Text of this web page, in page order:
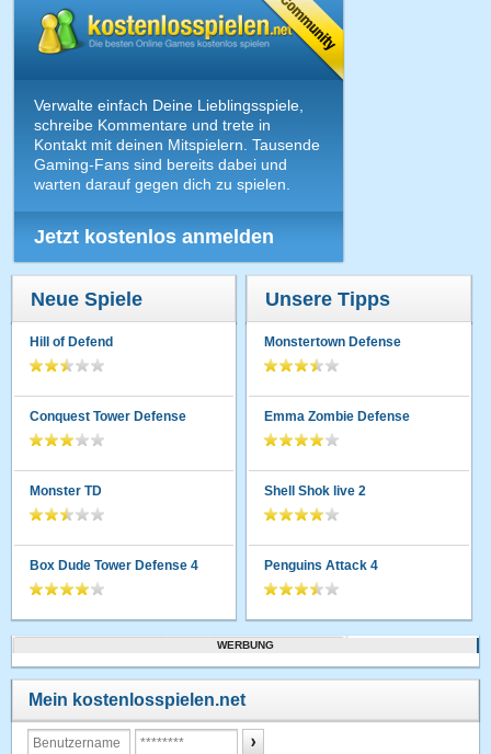
Verwalte einfach Deine Lieblingsspiele,
schreibe Kommentare und trete in
Kontakt mit deinen Mitspielern. Tausende
Gaming-Fans sind bereits dabei und
warten darauf gegen dich zu spielen.
Jetzt kostenlos anmelden
Neue Spiele
Hill of Defend
Conquest Tower Defense
Monster TD
Box Dude Tower Defense 4
Unsere Tipps
Monstertown Defense
Emma Zombie Defense
Shell Shok live 2
Penguins Attack 4
WERBUNG
Mein kostenlosspielen.net